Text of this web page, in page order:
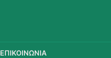
ΕΠΙΚΟΙΝΩΝΙΑ